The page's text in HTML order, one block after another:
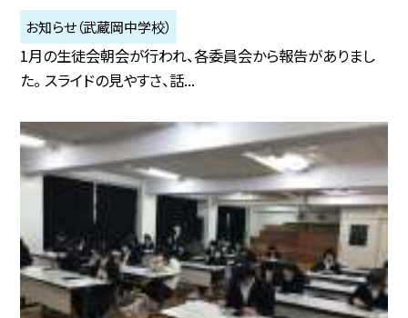
お知らせ（武蔵岡中学校）
1月の生徒会朝会が行われ、各委員会から報告がありまし
た。 スライドの見やすさ、話...